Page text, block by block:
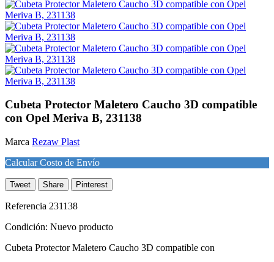
Cubeta Protector Maletero Caucho 3D compatible
con Opel Meriva B, 231138
Marca Rezaw Plast
Calcular Costo de Envío
Tweet Share Pinterest
Referencia 231138
Condición: Nuevo producto
Cubeta Protector Maletero Caucho 3D compatible con